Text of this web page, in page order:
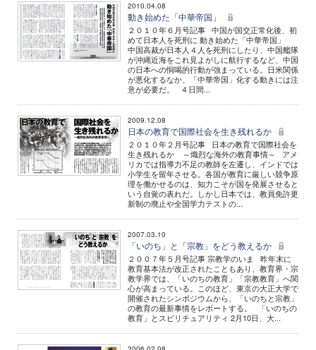
2010.04.08
動き始めた「中華帝国」
２０１０年６月号記事 中国が国交正常化後、初
めて日本人を死刑に 動き始めた「中華帝国」
中国高裁が日本人４人を死刑にしたり、中国艦隊
が沖縄近海をこれ見よがしに航行するなど、中国
の日本への恫喝的行動が強まっている。日米関係
が悪化するなか、「中華帝国」化する動きには注
意が必要だ。 ４日間...
2009.12.08
日本の教育で国際社会を生き残れるか
２０１０年２月号記事 日本の教育で国際社会を
生き残れるか ～熾烈な海外の教育事情～ アメ
リカでは指導力不足の教師を左遷し、インドでは
小学生を留年させる。各国が教育に厳しい競争原
理を働かせるのは、知力こそが国を発展させると
いう自覚の表れだ。しかし日本では、教員免許更
新制の廃止や全国学力テストの...
2007.03.10
「いのち」と「宗教」をどう教えるか
２００７年５月号記事 宗教学のいま 昨年末に
教育基本法が改正されたこともあり、教育界・宗
教学界では、「いのちの教育」「宗教教育」へ関
心が高まっている。このほど、東京の大正大学で
開催されたシンポジウムから、「いのちと宗教」
の教育の最新事情をレポートする。 「いのちの
教育」とスピリチュアリティ 2月10日、大...